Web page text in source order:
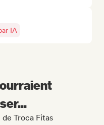
IA
Troca Fitas